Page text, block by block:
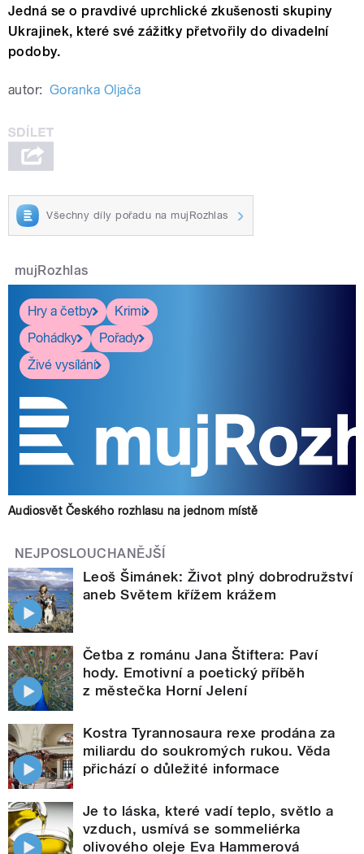
Jedná se o pravdivé uprchlické zkušenosti skupiny
Ukrajinek, které své zážitky přetvořily do divadelní
podoby.
autor: Goranka Oljača
Všechny díly pořadu na mujRozhlas
mujRozhlas
Hry a četby
Krimi
Pohádky
Pořady
Živé vysílání
Audiosvět Českého rozhlasu na jednom místě
NEJPOSLOUCHANĚJŠÍ
Leoš Šimánek: Život plný dobrodružství
aneb Světem křížem krážem
Četba z románu Jana Štiftera: Paví
hody. Emotivní a poetický příběh
z městečka Horní Jelení
Kostra Tyrannosaura rexe prodána za
miliardu do soukromých rukou. Věda
přichází o důležité informace
Je to láska, které vadí teplo, světlo a
vzduch, usmívá se sommeliérka
olivového oleje Eva Hammerová